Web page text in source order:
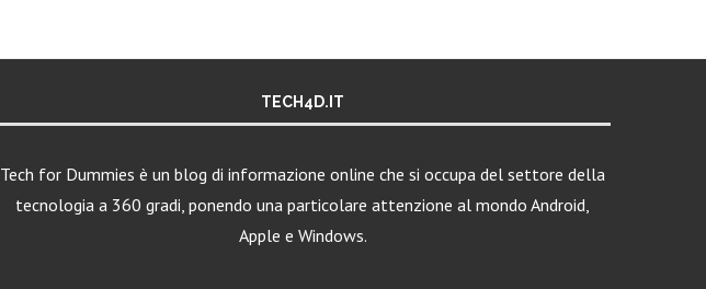
TECH4D.IT
Tech for Dummies è un blog di informazione online che si occupa del settore della
tecnologia a 360 gradi, ponendo una particolare attenzione al mondo Android,
Apple e Windows.